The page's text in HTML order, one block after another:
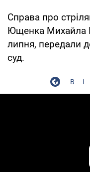
Справа про
Ющенка Михайла
липня, передали
суд.